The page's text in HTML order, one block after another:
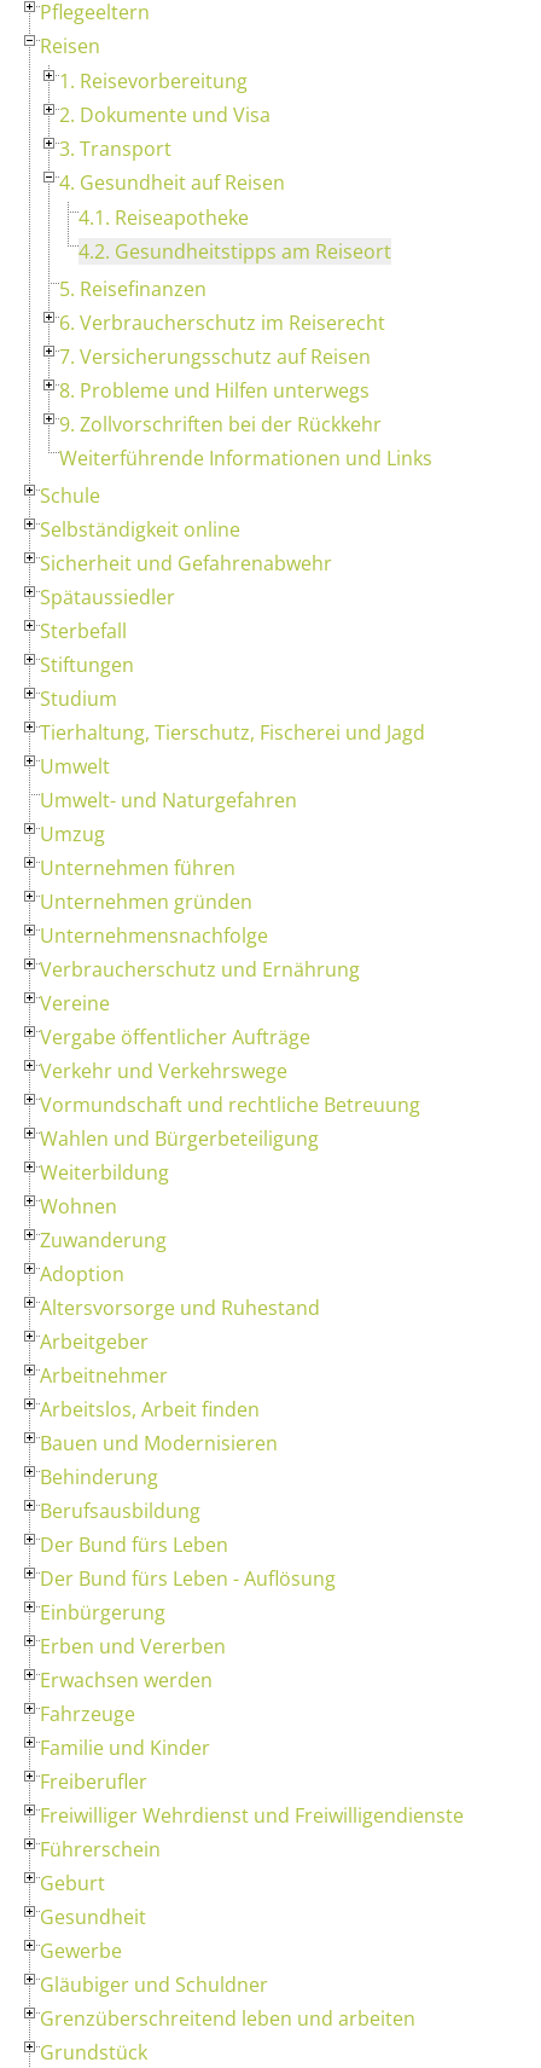
Pflegeeltern
Reisen
1. Reisevorbereitung
2. Dokumente und Visa
3. Transport
4. Gesundheit auf Reisen
4.1. Reiseapotheke
4.2. Gesundheitstipps am Reiseort
5. Reisefinanzen
6. Verbraucherschutz im Reiserecht
7. Versicherungsschutz auf Reisen
8. Probleme und Hilfen unterwegs
9. Zollvorschriften bei der Rückkehr
Weiterführende Informationen und Links
Schule
Selbständigkeit online
Sicherheit und Gefahrenabwehr
Spätaussiedler
Sterbefall
Stiftungen
Studium
Tierhaltung, Tierschutz, Fischerei und Jagd
Umwelt
Umwelt- und Naturgefahren
Umzug
Unternehmen führen
Unternehmen gründen
Unternehmensnachfolge
Verbraucherschutz und Ernährung
Vereine
Vergabe öffentlicher Aufträge
Verkehr und Verkehrswege
Vormundschaft und rechtliche Betreuung
Wahlen und Bürgerbeteiligung
Weiterbildung
Wohnen
Zuwanderung
Adoption
Altersvorsorge und Ruhestand
Arbeitgeber
Arbeitnehmer
Arbeitslos, Arbeit finden
Bauen und Modernisieren
Behinderung
Berufsausbildung
Der Bund fürs Leben
Der Bund fürs Leben - Auflösung
Einbürgerung
Erben und Vererben
Erwachsen werden
Fahrzeuge
Familie und Kinder
Freiberufler
Freiwilliger Wehrdienst und Freiwilligendienste
Führerschein
Geburt
Gesundheit
Gewerbe
Gläubiger und Schuldner
Grenzüberschreitend leben und arbeiten
Grundstück